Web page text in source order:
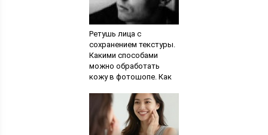
Ретушь лица с
сохранением текстуры.
Какими способами
можно обработать
кожу в фотошопе. Как
фотошопе